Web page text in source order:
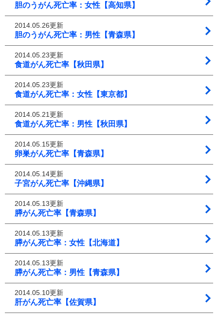
胆のうがん死亡率：女性【高知県】
2014.05.26更新
胆のうがん死亡率：男性【青森県】
2014.05.23更新
食道がん死亡率【秋田県】
2014.05.23更新
食道がん死亡率：女性【東京都】
2014.05.21更新
食道がん死亡率：男性【秋田県】
2014.05.15更新
卵巣がん死亡率【青森県】
2014.05.14更新
子宮がん死亡率【沖縄県】
2014.05.13更新
膵がん死亡率【青森県】
2014.05.13更新
膵がん死亡率：女性【北海道】
2014.05.13更新
膵がん死亡率：男性【青森県】
2014.05.10更新
肝がん死亡率【佐賀県】